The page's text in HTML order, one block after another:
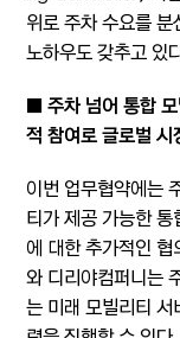
위로 주차 수요를
노하우도 갖추고 있
■ 주차 넘어 통합
적 참여로 글로벌
이번 업무협약에는
티가 제공 가능한
에 대한 추가적인
와 디리야컴퍼니는
는 미래 모빌리티